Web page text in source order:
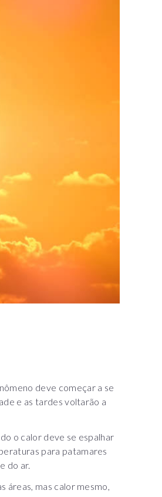
deve começar a se
e as tardes voltarão a
o calor deve se espalhar
para patamares
do ar.
áreas, mas calor mesmo,